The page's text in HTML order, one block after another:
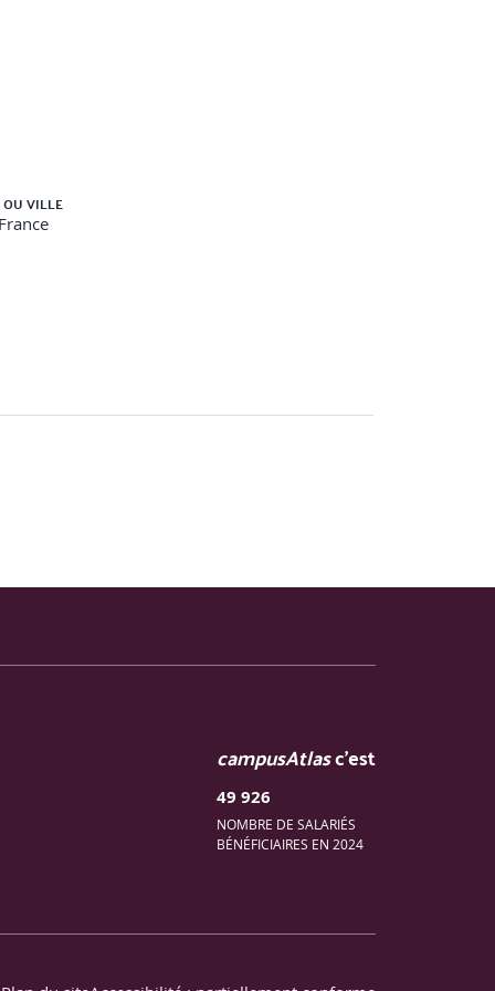
DS)
OU VILLE
campusAtlasc'est
49 926
NOMBRE DE SALARIÉS
BÉNÉFICIAIRES EN 2024